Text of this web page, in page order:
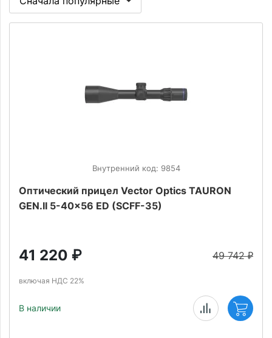
Внутренний код: 9854
Оптический прицел Vector Optics TAURON
GEN.II 5-40x56 ED (SCFF-35)
49 742₽
41 220 ₽
включая НДС 22%
В наличии